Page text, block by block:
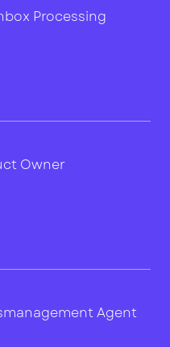
Processing
Owner
Agent